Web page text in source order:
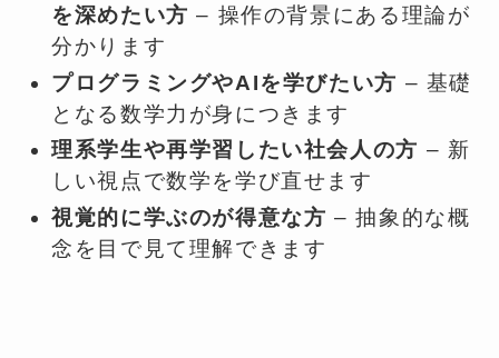
を深めたい方 – 操作の背景にある理論が
分かります
プログラミングやAIを学びたい方 – 基礎
となる数学力が身につきます
理系学生や再学習したい社会人の方 – 新
しい視点で数学を学び直せます
視覚的に学ぶのが得意な方 – 抽象的な概
念を目で見て理解できます